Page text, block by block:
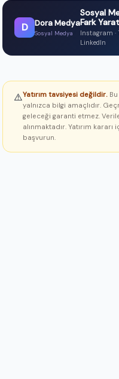
D Dora Medya
Sosyal Medya
Sosyal
Fark Yarat
Instagram ·
LinkedIn
⚠️Yatırım tavsiyesi değildir.
yalnızca bilgi amaçlıdır.
geleceği garanti etmez.
alınmaktadır. Yatırım
başvurun.